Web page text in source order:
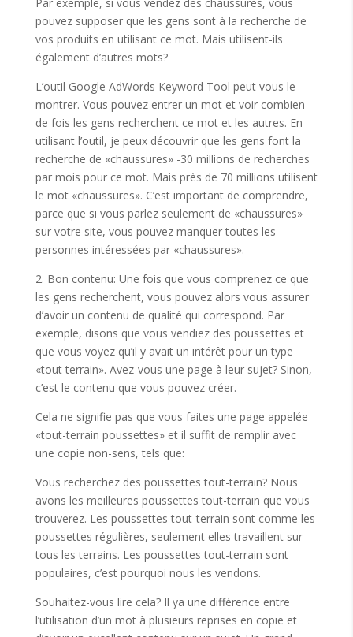
pouvez supposer que les gens sont à la recherche de
vos produits en utilisant ce mot. Mais utilisent-ils
également d’autres mots?
L’outil Google AdWords Keyword Tool peut vous le
montrer. Vous pouvez entrer un mot et voir combien
de fois les gens recherchent ce mot et les autres. En
utilisant l’outil, je peux découvrir que les gens font la
recherche de «chaussures» -30 millions de recherches
par mois pour ce mot. Mais près de 70 millions utilisent
le mot «chaussures». C’est important de comprendre,
parce que si vous parlez seulement de «chaussures»
sur votre site, vous pouvez manquer toutes les
personnes intéressées par «chaussures».
2. Bon contenu: Une fois que vous comprenez ce que
les gens recherchent, vous pouvez alors vous assurer
d’avoir un contenu de qualité qui correspond. Par
exemple, disons que vous vendiez des poussettes et
que vous voyez qu’il y avait un intérêt pour un type
«tout terrain». Avez-vous une page à leur sujet? Sinon,
c’est le contenu que vous pouvez créer.
Cela ne signifie pas que vous faites une page appelée
«tout-terrain poussettes» et il suffit de remplir avec
une copie non-sens, tels que:
Vous recherchez des poussettes tout-terrain? Nous
avons les meilleures poussettes tout-terrain que vous
trouverez. Les poussettes tout-terrain sont comme les
poussettes régulières, seulement elles travaillent sur
tous les terrains. Les poussettes tout-terrain sont
populaires, c’est pourquoi nous les vendons.
Souhaitez-vous lire cela? Il ya une différence entre
l’utilisation d’un mot à plusieurs reprises en copie et